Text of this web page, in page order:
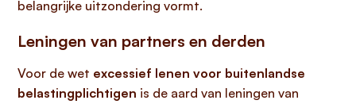
belangrijke uitzondering vormt.
Leningen van partners en derden
Voor de wet excessief lenen voor buitenlandse
belastingplichtigen is de aard van leningen van